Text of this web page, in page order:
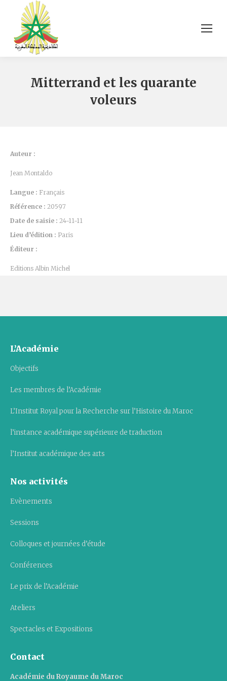
Mitterrand et les quarante
voleurs
Auteur :
Jean Montaldo
Langue : Français
Référence : 20597
Date de saisie : 24-11-11
Lieu d’édition : Paris
Éditeur :
Editions Albin Michel
L’Académie
Objectifs
Les membres de l’Académie
L’Institut Royal pour la Recherche sur l’Histoire du Maroc
l’instance académique supérieure de traduction
l’Institut académique des arts
Nos activités
Evènements
Sessions
Colloques et journées d’étude
Conférences
Le prix de l’Académie
Ateliers
Spectacles et Expositions
Contact
Académie du Royaume du Maroc